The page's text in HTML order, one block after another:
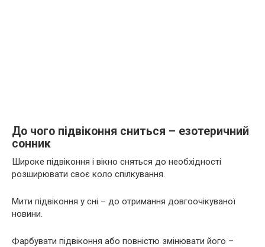
До чого підвіконня сниться – езотеричний
сонник
Широке підвіконня і вікно сняться до необхідності
розширювати своє коло спілкування.
Мити підвіконня у сні – до отримання довгоочікуваної
новини.
Фарбувати підвіконня або повністю змінювати його –